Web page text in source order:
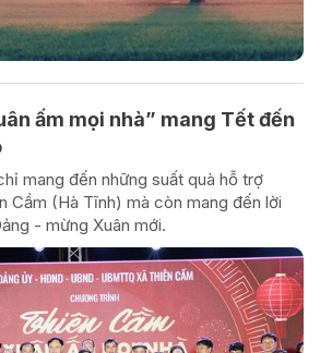
ấm mọi nhà” mang Tết đến
mang đến những suất quà hỗ trợ
Cầm (Hà Tĩnh) mà còn mang đến lời
- mừng Xuân mới.